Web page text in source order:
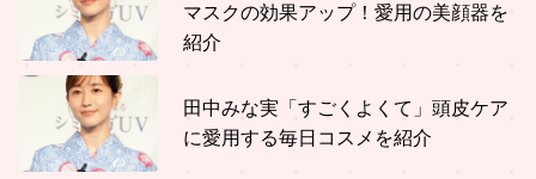
マスクの効果アップ！愛用の美顔器を
紹介
田中みな実「すごくよくて」頭皮ケア
に愛用する毎日コスメを紹介